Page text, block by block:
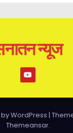
न्यूज
WordPress |
Themeansar.